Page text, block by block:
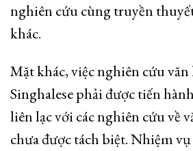
nghiên cứu cùng truyền
khác.
Mặt khác, việc nghiên cứu văn
Singhalese phải được tiến
liên lạc với các nghiên cứu về
chưa được tách biệt. Nhiệm